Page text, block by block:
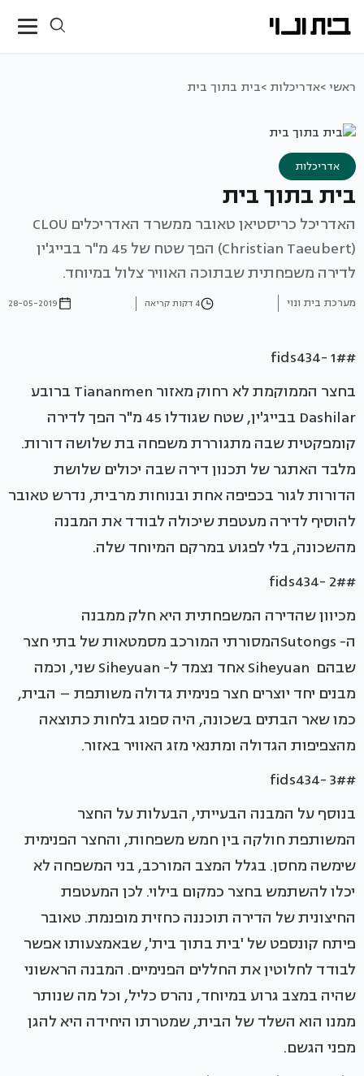
ראשי >אדריכלות >בית בתוך בית
אדריכלות
בית בתוך בית
האדריכל כריסטיאן טאובר ממשרד האדריכלים CLOU
(Christian Taeubert) הפך שטח של 45 מ"ר בבייג'ין
לדירה משפחתית שבתוכה האוויר צלול במיוחד.
מערכת בית ונוי 4 דקות קריאה 28-05-2019
#fids434- 1#
בחצר הממוקמת לא רחוק מאזור Tiananmen ברובע
Dashilar בבייג'ין, שטח שגודלו 45 מ"ר הפך לדירה
קומפקטית שבה מתגוררת משפחה בת שלושה דורות.
מלבד האתגר של תכנון דירה שבה יכולים שלושת
הדורות לגור בכפיפה אחת ובנוחות מרבית, נדרש טאובר
להוסיף לדירה מעטפת שיכולה לבודד את המבנה
מהשכונה, בלי לפגוע במרקם המיוחד שלה.
#fids434- 2#
מכיוון שהדירה המשפחתית היא חלק ממבנה
ה- Sutongsהמסורתי המורכב מסמטאות של בתי חצר
שבהם Siheyuan אחד נצמד ל- Siheyuan שני, וכמה
מבנים יחד יוצרים חצר פנימית גדולה משותפת – הבית,
כמו שאר הבתים בשכונה, היה ספוג בלחות כתוצאה
מהצפיפות הגדולה ומתנאי מזג האוויר באזור.
#fids434- 3#
בנוסף על המבנה הבעייתי, הבעלות על החצר
המשותפת חולקה בין חמש משפחות, והחצר הפנימית
שימשה מחסן. בגלל המצב המורכב, בני המשפחה לא
יכלו להשתמש בחצר כמקום בילוי. לכן המעטפת
החיצונית של הדירה תוכננה כחזית מופנמת. טאובר
פיתח קונספט של 'בית בתוך בית', שבאמצעותו אפשר
לבודד לחלוטין את החללים הפנימיים. המבנה הראשוני
שהיה במצב גרוע במיוחד, נהרס כליל, וכל מה שנותר
ממנו הוא השלד של הבית, שמטרתו היחידה היא להגן
מפני הגשם.